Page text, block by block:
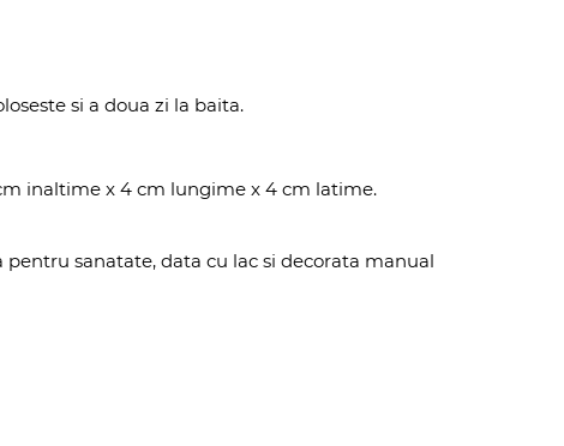
si a doua zi la baita.
inaltime x 4 cm lungime x 4 cm latime.
sanatate, data cu lac si decorata manual